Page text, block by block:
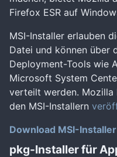
Firefox ESR auf
MSI-Installer erlauben
Datei und können über
Deployment-Tools wie
Microsoft System
verteilt werden. Mozilla
den MSI-Installern
Download MSI-
pkg-Installer für